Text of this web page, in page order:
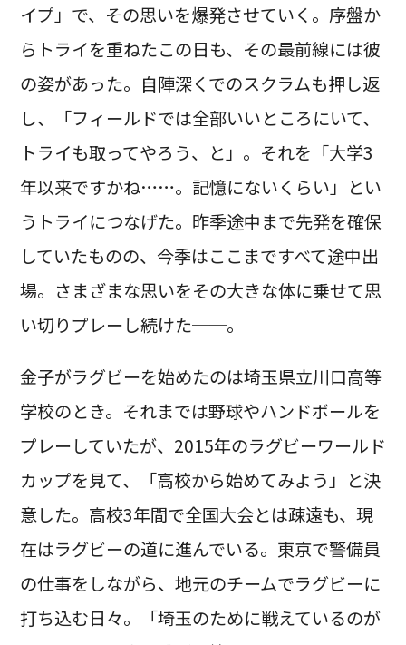
イプ」で、その思いを爆発させていく。序盤か
らトライを重ねたこの日も、その最前線には彼
の姿があった。自陣深くでのスクラムも押し返
し、「フィールドでは全部いいところにいて、
トライも取ってやろう、と」。それを「大学3
年以来ですかね……。記憶にないくらい」とい
うトライにつなげた。昨季途中まで先発を確保
していたものの、今季はここまですべて途中出
場。さまざまな思いをその大きな体に乗せて思
い切りプレーし続けた──。
金子がラグビーを始めたのは埼玉県立川口高等
学校のとき。それまでは野球やハンドボールを
プレーしていたが、2015年のラグビーワールド
カップを見て、「高校から始めてみよう」と決
意した。高校3年間で全国大会とは疎遠も、現
在はラグビーの道に進んでいる。東京で警備員
の仕事をしながら、地元のチームでラグビーに
打ち込む日々。「埼玉のために戦えているのが